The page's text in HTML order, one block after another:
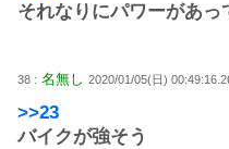
それなりにパワーがあ
38 : 名無し 2020/01/05(日)
>>23
バイクが強そう